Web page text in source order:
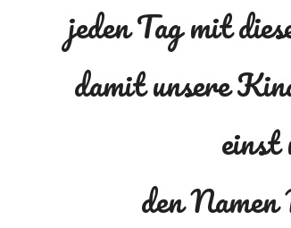
jeden Tag mit
damit unsere
den